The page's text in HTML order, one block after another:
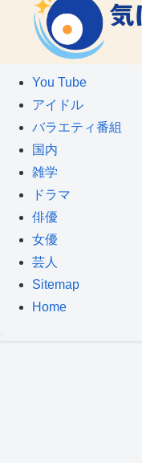
You Tube
アイドル
バラエティ番組
国内
雑学
ドラマ
俳優
女優
芸人
Sitemap
Home